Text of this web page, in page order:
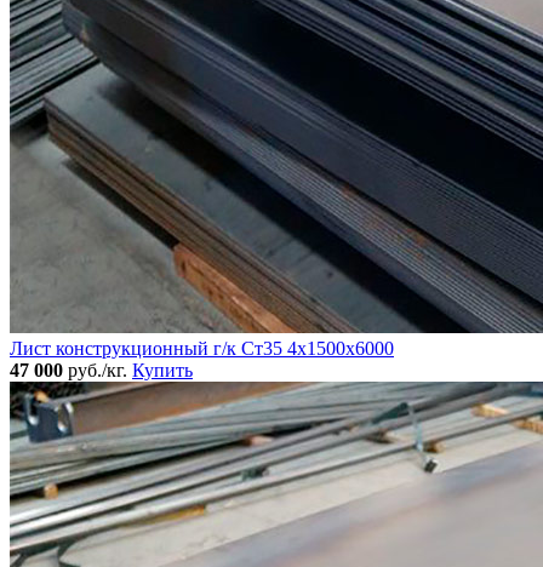
Лист конструкционный г/к Ст35 4х1500х6000
47 000 руб./кг. Купить